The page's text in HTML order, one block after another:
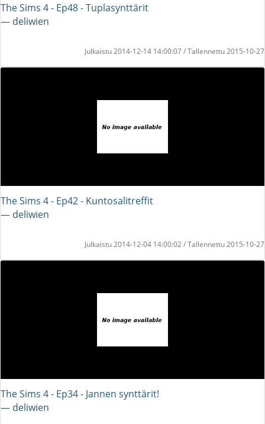
The Sims 4 - Ep48 - Tuplasynttärit
― deliwien
Julkaistu 2014-12-14 14:00:07 / Tallennettu 2015-10-27
The Sims 4 - Ep42 - Kuntosalitreffit
― deliwien
Julkaistu 2014-12-04 14:00:02 / Tallennettu 2015-10-27
The Sims 4 - Ep34 - Jannen synttärit!
― deliwien